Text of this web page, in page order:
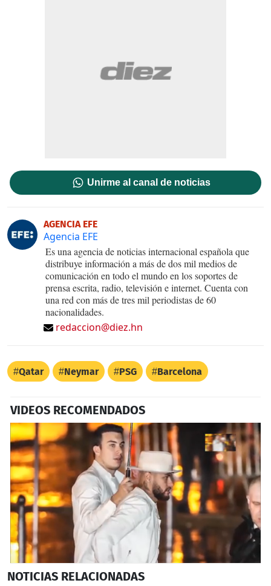
Unirme al canal de noticias
AGENCIA EFE
Agencia EFE
Es una agencia de noticias internacional española que
distribuye información a más de dos mil medios de
comunicación en todo el mundo en los soportes de
prensa escrita, radio, televisión e internet. Cuenta con
una red con más de tres mil periodistas de 60
nacionalidades.
redaccion@diez.hn
Qatar Neymar PSG Barcelona
VIDEOS RECOMENDADOS
seconds
NOTICIAS RELACIONADAS